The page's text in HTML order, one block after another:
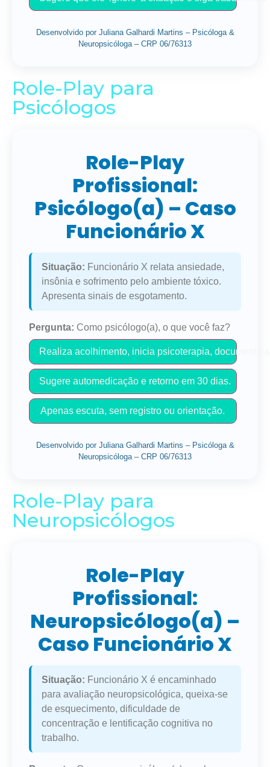
Desenvolvido por Juliana Galhardi Martins – Psicóloga &
Neuropsicóloga – CRP 06/76313
Role-Play para
Psicólogos
Role-Play
Profissional:
Psicólogo(a) – Caso
Funcionário X
Situação: Funcionário X relata ansiedade,
insônia e sofrimento pelo ambiente tóxico.
Apresenta sinais de esgotamento.
Pergunta: Como psicólogo(a), o que você faz?
Realiza acolhimento, inicia psicoterapia, documenta
Sugere automedicação e retorno em 30 dias.
Apenas escuta, sem registro ou orientação.
Desenvolvido por Juliana Galhardi Martins – Psicóloga &
Neuropsicóloga – CRP 06/76313
Role-Play para
Neuropsicólogos
Role-Play
Profissional:
Neuropsicólogo(a) –
Caso Funcionário X
Situação: Funcionário X é encaminhado
para avaliação neuropsicológica, queixa-se
de esquecimento, dificuldade de
concentração e lentificação cognitiva no
trabalho.